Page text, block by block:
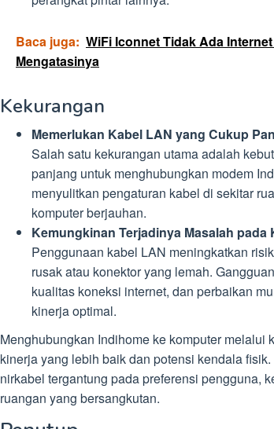
Baca juga: WiFi Iconnet Tidak Ada
Mengatasinya
Kekurangan
Memerlukan Kabel LAN yang Cukup
Salah satu kekurangan utama adalah
panjang untuk menghubungkan modem
menyulitkan pengaturan kabel di sekitar
komputer berjauhan.
Kemungkinan Terjadinya Masalah pada
Penggunaan kabel LAN meningkatkan
rusak atau konektor yang lemah.
kualitas koneksi internet, dan perbaikan
kinerja optimal.
Menghubungkan Indihome ke komputer melalui
kinerja yang lebih baik dan potensi kendala
nirkabel tergantung pada preferensi pengguna,
ruangan yang bersangkutan.